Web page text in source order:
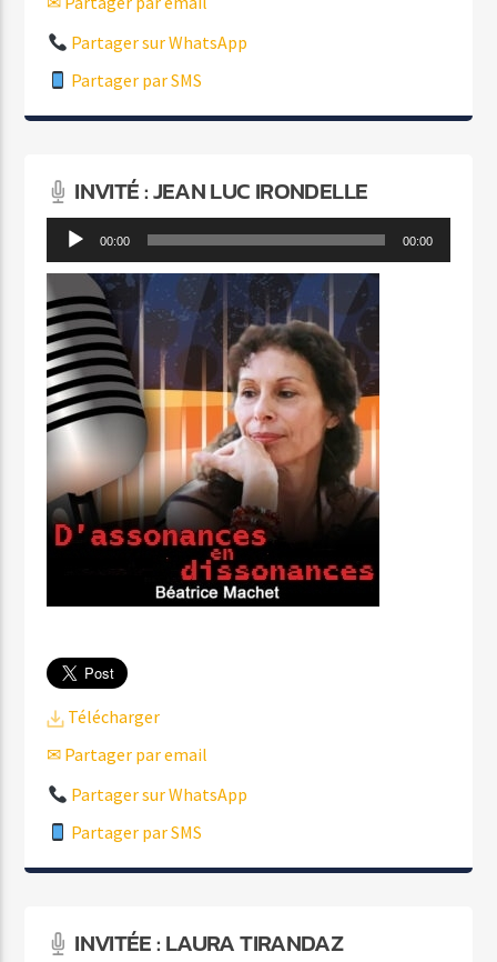
Partager sur WhatsApp
Partager par SMS
INVITÉ : JEAN LUC IRONDELLE
Lecteur
audio
00:00 00:00
Télécharger
✉ Partager par email
Partager sur WhatsApp
Partager par SMS
INVITÉE : LAURA TIRANDAZ